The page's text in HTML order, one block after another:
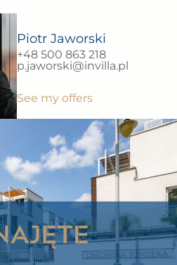
Piotr Jaworski
+48 500 863 218
p.jaworski@invilla.pl
See my offers